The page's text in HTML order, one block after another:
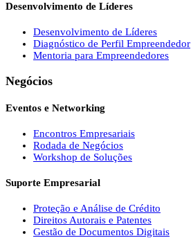
Desenvolvimento de Líderes
Desenvolvimento de Líderes
Diagnóstico de Perfil Empreendedor
Mentoria para Empreendedores
Negócios
Eventos e Networking
Encontros Empresariais
Rodada de Negócios
Workshop de Soluções
Suporte Empresarial
Proteção e Análise de Crédito
Direitos Autorais e Patentes
Gestão de Documentos Digitais